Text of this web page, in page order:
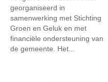
georganiseerd in
samenwerking met Stichting
Groen en Geluk en met
financiële ondersteuning van
de gemeente. Het...